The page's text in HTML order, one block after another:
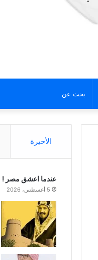
الأخيرة
عندما اعشق مصر !
5 أغسطس، 2026